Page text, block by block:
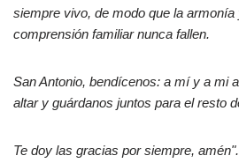
siempre vivo, de modo que la
comprensión familiar nunca fallen.
San Antonio, bendícenos: a mí y a mi
altar y guárdanos juntos para el resto
Te doy las gracias por siempre, amén".